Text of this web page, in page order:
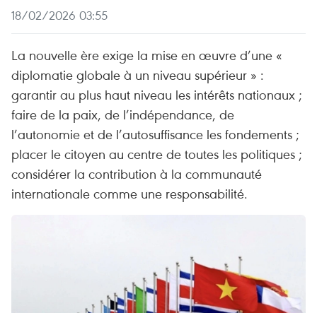
18/02/2026 03:55
La nouvelle ère exige la mise en œuvre d’une «
diplomatie globale à un niveau supérieur » :
garantir au plus haut niveau les intérêts nationaux ;
faire de la paix, de l’indépendance, de
l’autonomie et de l’autosuffisance les fondements ;
placer le citoyen au centre de toutes les politiques ;
considérer la contribution à la communauté
internationale comme une responsabilité.